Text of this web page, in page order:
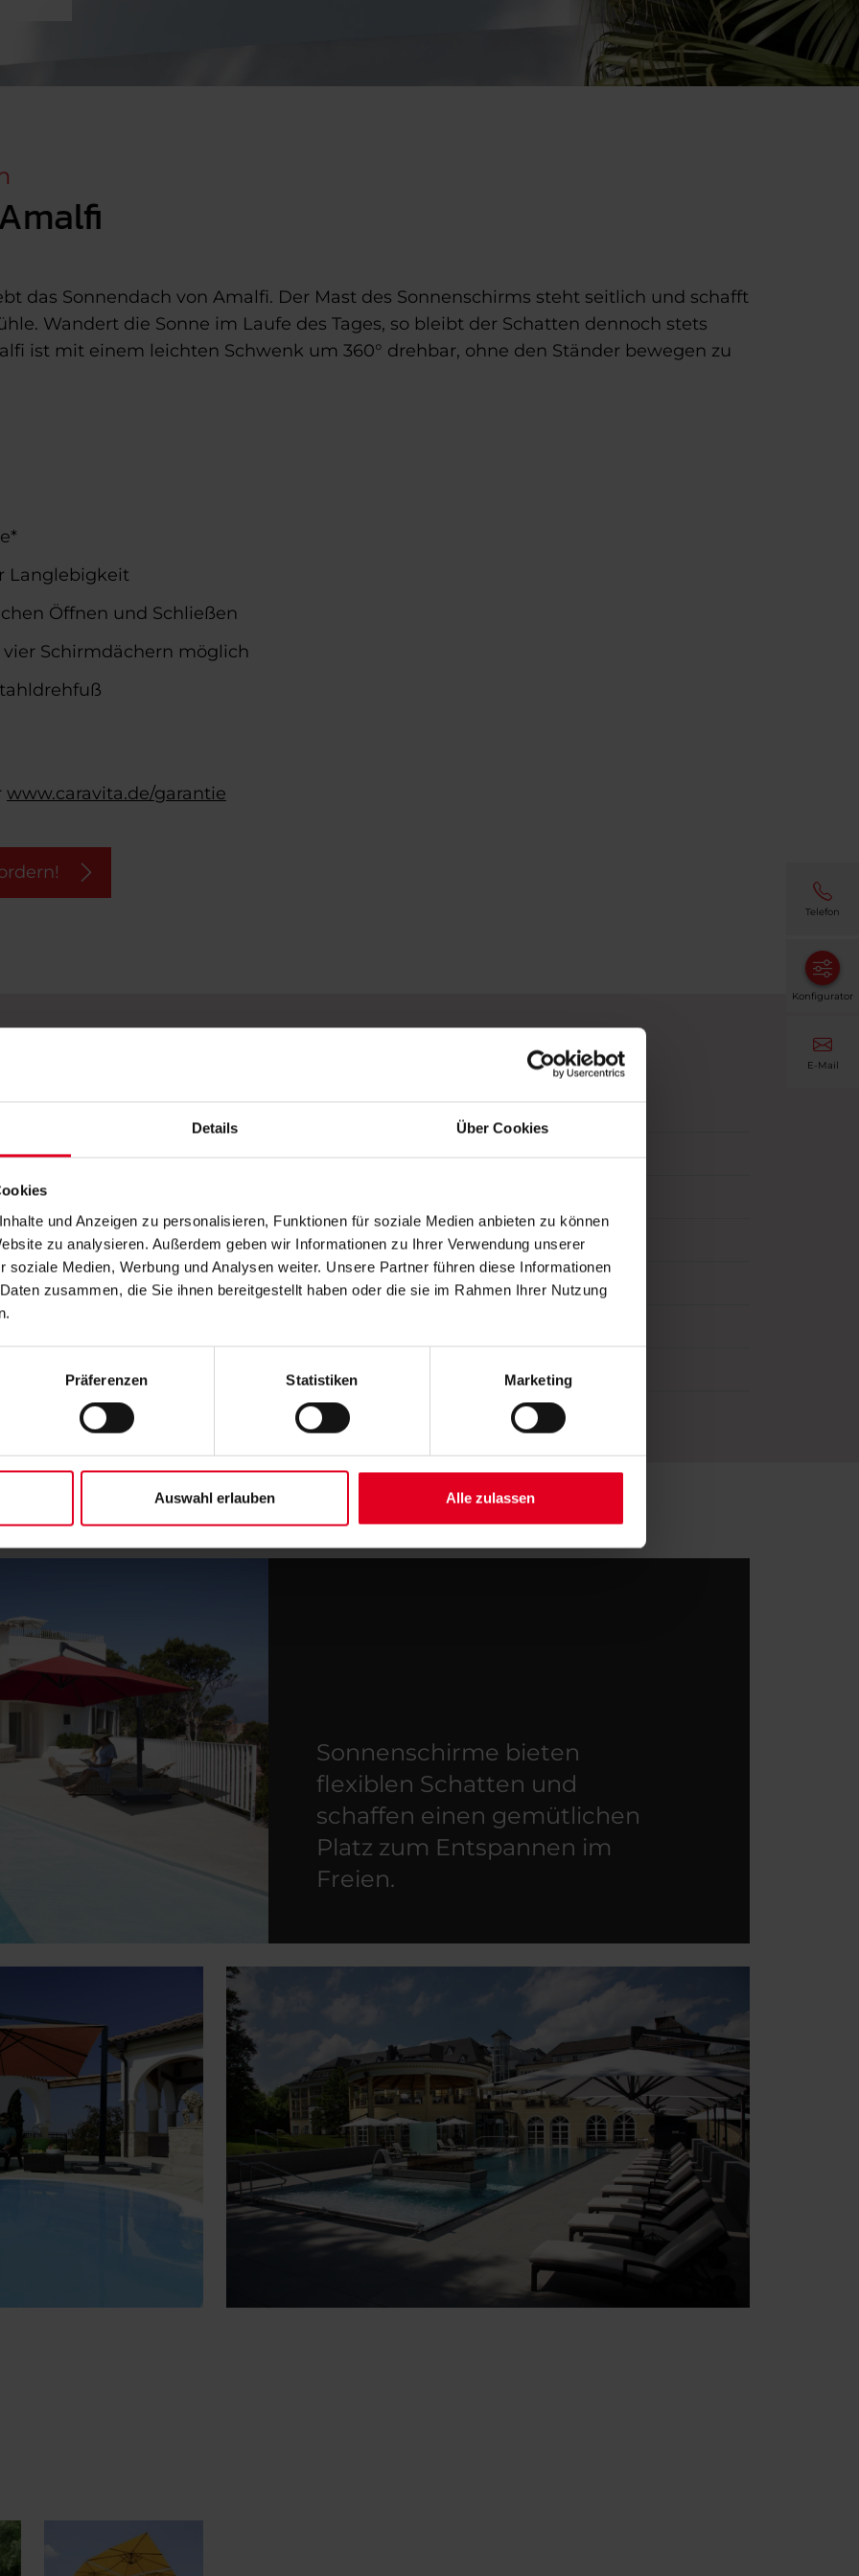
Details Über Cookies
und Anzeigen zu personalisieren, Funktionen für soziale Medien anbieten zu können
zu analysieren. Außerdem geben wir Informationen zu Ihrer Verwendung unserer
soziale Medien, Werbung und Analysen weiter. Unsere Partner führen diese Informationen
zusammen, die Sie ihnen bereitgestellt haben oder die sie im Rahmen Ihrer Nutzung
Präferenzen Statistiken Marketing
Auswahl erlauben Alle zulassen
das Sonnendach von Amalfi. Der Mast des Sonnenschirms steht seitlich und schafft
Wandert die Sonne im Laufe des Tages, so bleibt der Schatten dennoch stets
ist mit einem leichten Schwenk um 360° drehbar, ohne den Ständer bewegen zu
Langlebigkeit
Öffnen und Schließen
Schirmdächern möglich
www.caravita.de/garantie
300 x 400 cm
400 cm
Motor
RAL-Farben (pulverbeschichtet, ohne Aufpreis)
Wandmontage
Sonnenschirme bieten
flexiblen Schatten und
schaffen einen gemütlichen
Platz zum Entspannen im
Freien.
Telefon
Konfigurator
E-Mail